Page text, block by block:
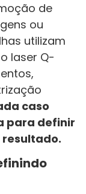
de
ou
utilizam
laser Q-
caso
para definir